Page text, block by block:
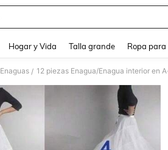
Hogar y Vida Talla grande Ropa
Enaguas / 12 piezas Enagua/Enagua interior en